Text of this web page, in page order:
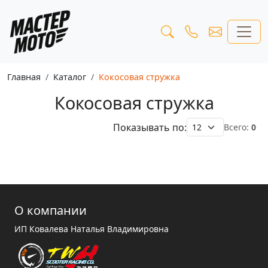
Главная Каталог Кокосовая стружка
Кокосовая стружка
Показывать по: Всего: 0
О компании
ИП Ковалева Наталья Владимировна